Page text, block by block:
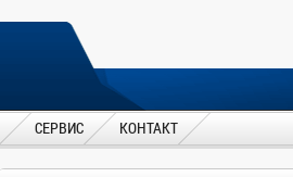
СЕРВИС КОНТАКТ